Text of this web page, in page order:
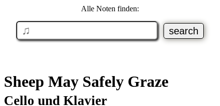
Alle Noten finden:
Sheep May Safely Graze
Cello und Klavier